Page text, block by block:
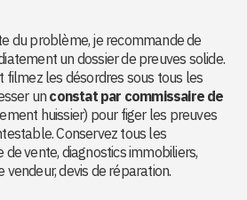
du problème, je recommande de
un dossier de preuves solide.
filmez les désordres sous tous les
un constat par commissaire de
huissier) pour figer les preuves
Conservez tous les
de vente, diagnostics immobiliers,
vendeur, devis de réparation.